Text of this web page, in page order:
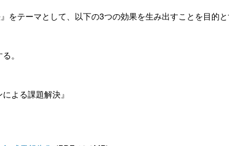
をテーマとして、以下の3つの効果を生み出すことを目的
。
よる課題解決』